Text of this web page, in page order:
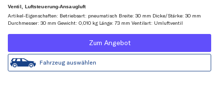
Ventil, Luftsteuerung-Ansaugluft
Artikel-Eigenschaften: Betriebsart: pneumatisch Breite: 30 mm Dicke/Stärke: 30 mm
Durchmesser: 30 mm Gewicht: 0,010 kg Länge: 73 mm Ventilart: Umluftventil
Zum Angebot
Fahrzeug auswählen